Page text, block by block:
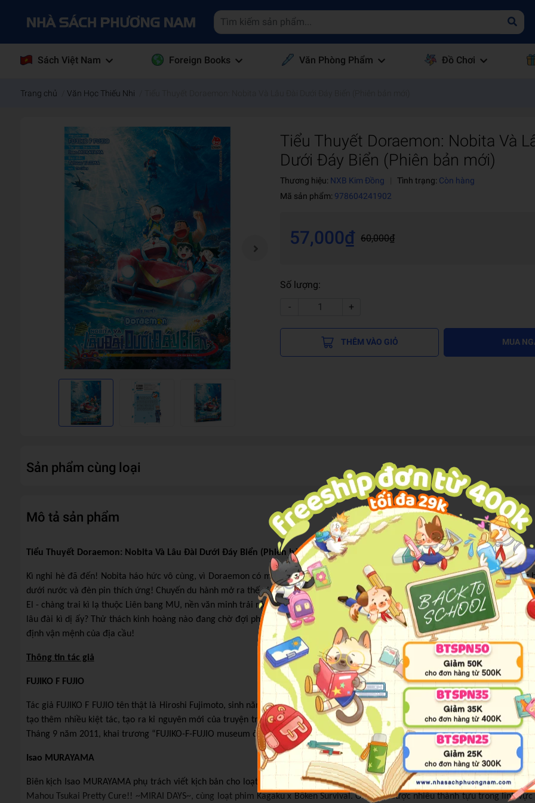
Sách Việt Nam Foreign Books Văn Phòng Phẩm Đồ Chơi
Trang chủ Văn Học Thiếu Nhi
Tiểu Thuyết Doraemon: Nobita Và
Dưới Đáy Biển (Phiên bản mới)
Thương hiệu: NXB Kim Đồng Tình trạng: Còn hàng
Mã sản phẩm: 978604241902
57,000₫ 60,000₫
Số lượng:
-
+
THÊM VÀO GIỎ MUA
Sản phẩm cùng loại
Mô tả sản phẩm
Tiểu Thuyết Doraemon: Nobita Và Lâu Đài Dưới Đáy Biển (Phiên bản mới)
Kì nghỉ hè đã đến! Nobita háo hức vô cùng, vì Doraemon có một ý tưởng cực kì hấp dẫn: đưa nhóm bạn đi cắm trại… dưới
dưới nước và đèn pin thích ứng! Chuyến du hành mở ra thế giới đại dương kì thú ngoài sức tưởng tượng. Đang say mê khám
El - chàng trai kì lạ thuộc Liên bang MU, nền văn minh trải rộng dưới đáy biển. Đúng lúc đó, tin dữ ập đến: Lâu đài quỷ - nỗi ám
lâu đài kì dị ấy? Thử thách kinh hoàng nào đang chờ đợi phía trước? Mang theo niềm tin mãnh liệt vào sức mạnh vô song của
định vận mệnh của địa cầu!
Thông tin tác giả
FUJIKO F FUJIO
Tác giả FUJIKO F FUJIO tên thật là Hiroshi Fujimoto, sinh năm 1933 tại thành phố Takaoka, tỉnh Toyama, Nhật Bản. Ông giới
tạo thêm nhiều kiệt tác, tạo ra kỉ nguyên mới của truyện tranh thiếu nhi xứ Phù Tang. Các tác phẩm nổi tiếng nhất của ông phải
Tháng 9 năm 2011, khai trương “FUJIKO-F-FUJIO museum ở thành phố Kawasaki”, trưng bày tác phẩm và tôn vinh những thành
Isao MURAYAMA
Biên kịch Isao MURAYAMA phụ trách viết kịch bản cho loạt phim truyền hình Doraemon. Bên cạnh đó, ông còn tham gia các
Mahou Tsukai Pretty Cure!! ~MIRAI DAYS~, cùng loạt phim Kagaku x Bōken Survival. Ông đạt được nhiều thành tựu trong lĩnh